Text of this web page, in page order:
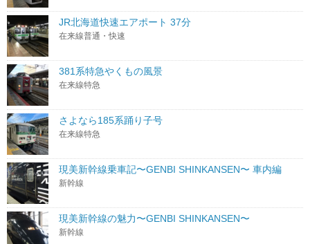
JR北海道快速エアポート 37分
在来線普通・快速
381系特急やくもの風景
在来線特急
さよなら185系踊り子号
在来線特急
現美新幹線乗車記〜GENBI SHINKANSEN〜 車内編
新幹線
現美新幹線の魅力〜GENBI SHINKANSEN〜
新幹線